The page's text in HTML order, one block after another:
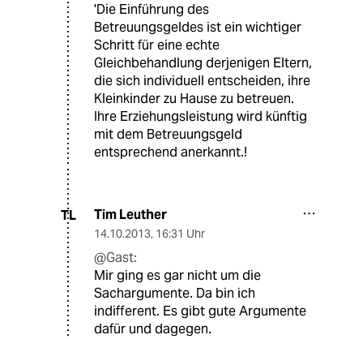
'Die Einführung des
Betreuungsgeldes ist ein wichtiger
Schritt für eine echte
Gleichbehandlung derjenigen Eltern,
die sich individuell entscheiden, ihre
Kleinkinder zu Hause zu betreuen.
Ihre Erziehungsleistung wird künftig
mit dem Betreuungsgeld
entsprechend anerkannt.!
TL Tim Leuther
14.10.2013, 16:31 Uhr
@Gast:
Mir ging es gar nicht um die
Sachargumente. Da bin ich
indifferent. Es gibt gute Argumente
dafür und dagegen.